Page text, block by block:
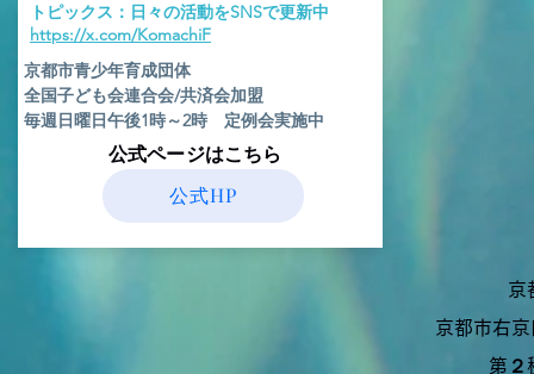
​トピックス：日々の活動をSNSで更新中
​https://x.com/KomachiF
京都市青少年育成団体
全国子ども会連合会/共済会加盟
毎週日曜日午後1時～2時 定例会実施中
​公式ページはこちら
公式HP
京
京都市右
第２